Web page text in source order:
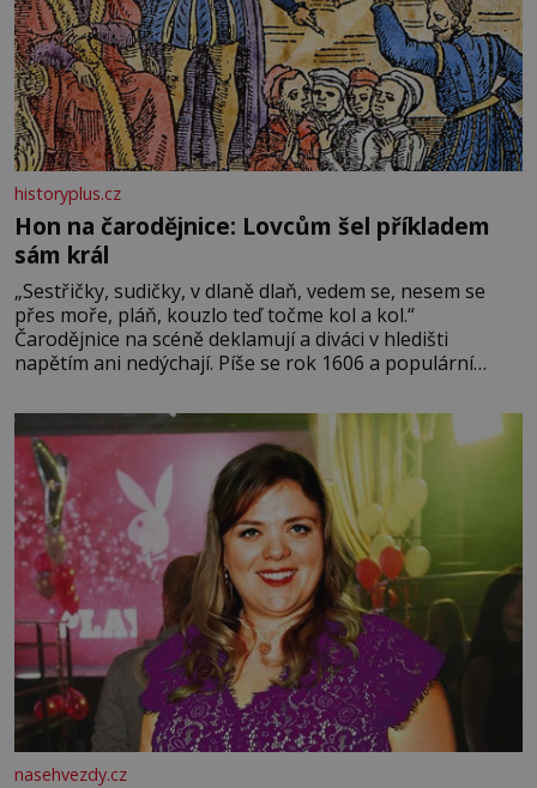
historyplus.cz
Hon na čarodějnice: Lovcům šel příkladem
sám král
„Sestřičky, sudičky, v dlaně dlaň, vedem se, nesem se
přes moře, pláň, kouzlo teď točme kol a kol.“
Čarodějnice na scéně deklamují a diváci v hledišti
napětím ani nedýchají. Píše se rok 1606 a populární
Tragédii o Macbethovi. Napsal ji pro krále Jakuba I., jenž
v roce 1603 vystřídal
nasehvezdy.cz